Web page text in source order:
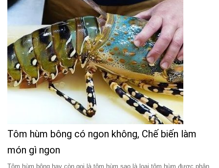
Tôm hùm bông có ngon không, Chế biến làm
món gì ngon
Tôm hùm bông hay còn gọi là tôm hùm sao là loại tôm hùm được phân